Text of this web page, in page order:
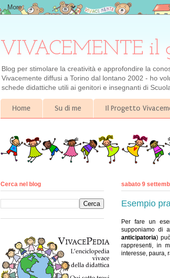
VIVACEMENTE il
Blog per stimolare la creatività e approfondire la
Vivacemente diffusi a Torino dal lontano 2002 - ho
schede didattiche utili ai genitori e insegnanti di
Home Su di me Il Progetto
sabato 9
Esempio
Per fare un
supponiamo di
anticipatoria)
rappresenti, in
interesse, paura,
Cerca nel blog